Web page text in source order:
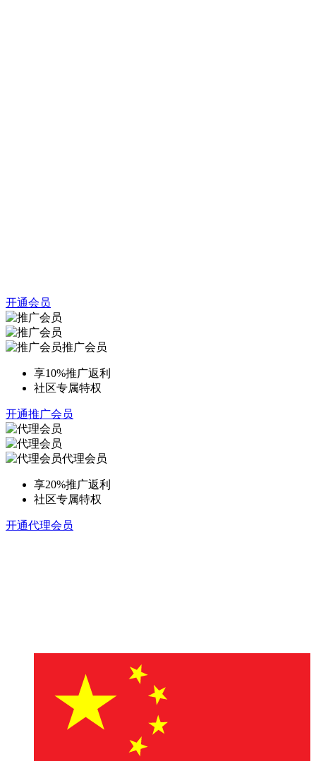
开通会员
推广会员
享10%推广返利
社区专属特权
开通推广会员
代理会员
享20%推广返利
社区专属特权
开通代理会员